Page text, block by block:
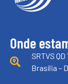
Onde
SRTVS
Brasília –